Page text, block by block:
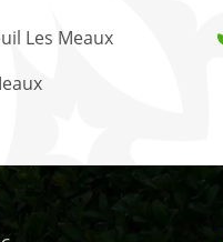
Les Meaux